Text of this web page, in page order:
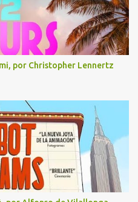
por Christopher Lennertz